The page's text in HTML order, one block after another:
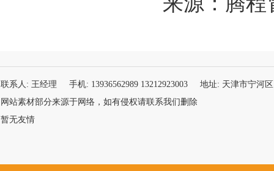
联系人: 王经理 手机: 13936562989 13212923003 地址: 天津市宁河
网站素材部分来源于网络，如有侵权请联系我们删除
暂无友情